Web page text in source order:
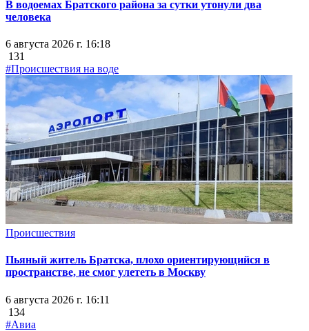
В водоемах Братского района за сутки утонули два
человека
6 августа 2026 г. 16:18
131
#Происшествия на воде
Происшествия
Пьяный житель Братска, плохо ориентирующийся в
пространстве, не смог улететь в Москву
6 августа 2026 г. 16:11
134
#Авиа